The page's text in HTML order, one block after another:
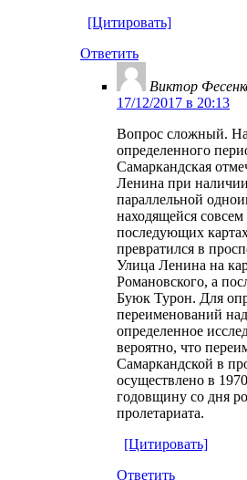
[Цитировать]
Ответить
Виктор
17/12/2017 в 20:13
Вопрос сложный. На
определенного
Самаркандская
Ленина при
параллельной
находящейся
последующих
превратился в
Улица Ленина на
Романовского, а
Буюк Турон. Для
переименований
определенное
вероятно, что
Самаркандской в
осуществлено в
годовщину со дня
пролетариата.
[Цитировать]
Ответить